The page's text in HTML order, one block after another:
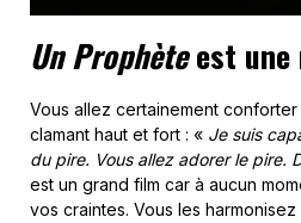
Un Prophèteest une
Vous allez certainement
clamant haut et fort : « Je suis
du pire. Vous allez adorer le pire.
est un grand film car à aucun
vos craintes. Vous les